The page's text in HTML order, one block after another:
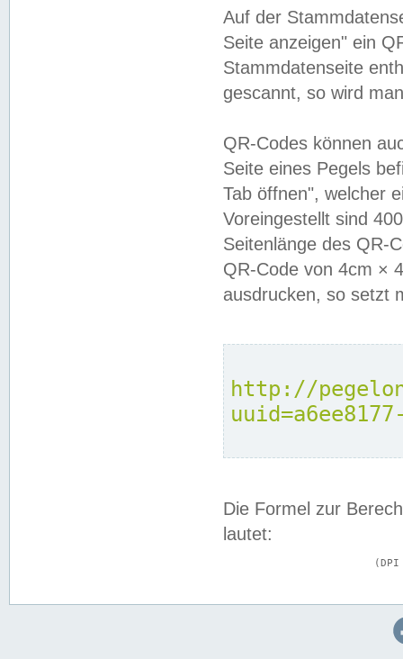
Auf der
Seite anzeigen" ein
Stammdatenseite
gescannt, so wird
QR-Codes können
Seite eines Pegels
Tab öffnen", welcher
Voreingestellt sind
Seitenlänge des QR-
QR-Code von 4cm ×
ausdrucken, so setzt
http://
Die Formel zur
lautet: